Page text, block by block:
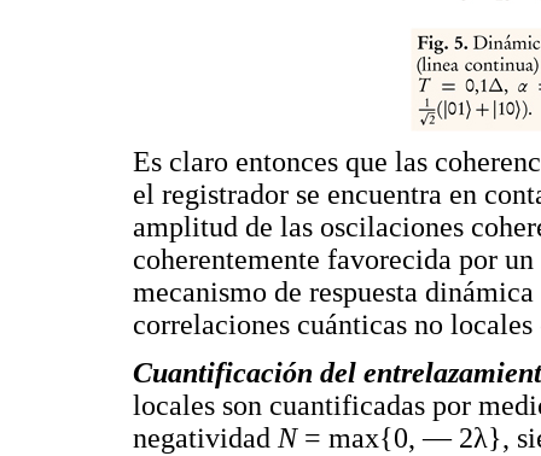
Es claro entonces que las
el registrador se encuentra en
amplitud de las oscilaciones
coherentemente favorecida por
mecanismo de respuesta
correlaciones cuánticas no
Cuantificación del
locales son cuantificadas por
negatividad N = max{0, — 2λ},